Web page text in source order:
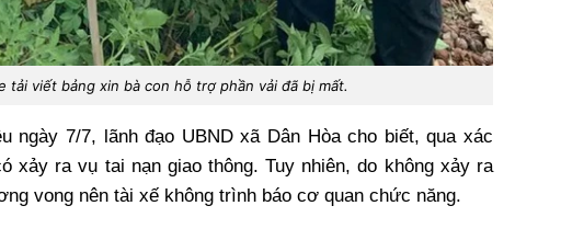
tải viết bảng xin bà con hỗ trợ phần vải đã bị mất.
ngày 7/7, lãnh đạo UBND xã Dân Hòa cho biết, qua xác
xảy ra vụ tai nạn giao thông. Tuy nhiên, do không xảy ra
vong nên tài xế không trình báo cơ quan chức năng.